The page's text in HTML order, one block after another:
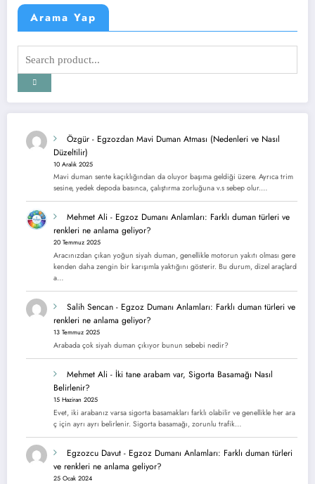
Arama Yap
Özgür - Egzozdan Mavi Duman Atması (Nedenleri ve Nasıl
Düzeltilir)
10 Aralık 2025
Mavi duman sente kaçıklığından da oluyor başıma geldiği üzere. Ayrıca trim
sesine, yedek depoda basınca, çalıştırma zorluğuna v.s sebep olur.…
Mehmet Ali - Egzoz Dumanı Anlamları: Farklı duman türleri ve
renkleri ne anlama geliyor?
20 Temmuz 2025
Aracınızdan çıkan yoğun siyah duman, genellikle motorun yakıtı olması gere
kenden daha zengin bir karışımla yaktığını gösterir. Bu durum, dizel araçlard
a…
Salih Sencan - Egzoz Dumanı Anlamları: Farklı duman türleri ve
renkleri ne anlama geliyor?
13 Temmuz 2025
Arabada çok siyah duman çıkıyor bunun sebebi nedir?
Mehmet Ali - İki tane arabam var, Sigorta Basamağı Nasıl
Belirlenir?
15 Haziran 2025
Evet, iki arabanız varsa sigorta basamakları farklı olabilir ve genellikle her ara
ç için ayrı ayrı belirlenir. Sigorta basamağı, zorunlu trafik…
Egzozcu Davut - Egzoz Dumanı Anlamları: Farklı duman türleri
ve renkleri ne anlama geliyor?
25 Ocak 2024